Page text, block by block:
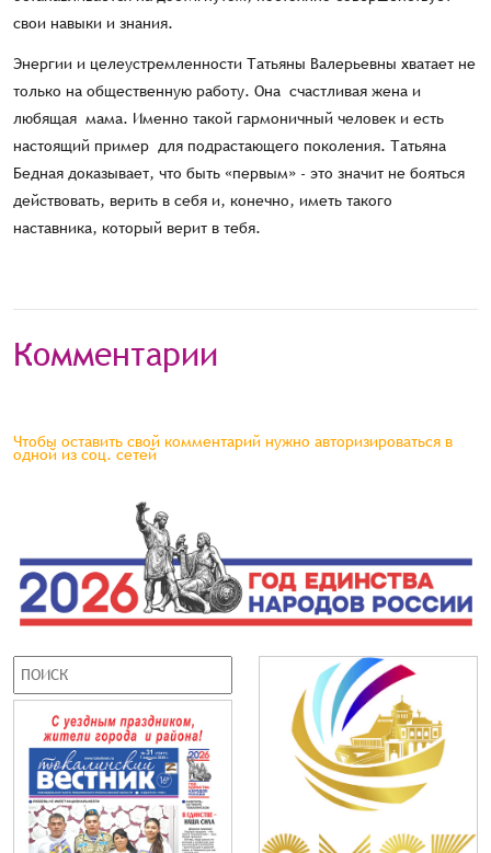
свои навыки и знания.
Энергии и целеустремленности Татьяны Валерьевны хватает не
только на общественную работу. Она счастливая жена и
любящая мама. Именно такой гармоничный человек и есть
настоящий пример для подрастающего поколения. Татьяна
Бедная доказывает, что быть «первым» - это значит не бояться
действовать, верить в себя и, конечно, иметь такого
наставника, который верит в тебя.
Комментарии
Чтобы оставить свой комментарий нужно авторизироваться в
одной из соц. сетей